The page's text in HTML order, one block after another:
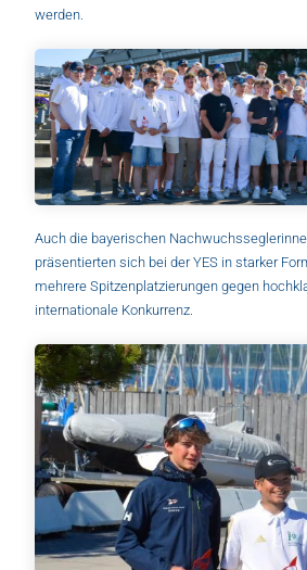
werden.
Auch die bayerischen
präsentierten sich bei der YES in starker
mehrere Spitzenplatzierungen gegen
internationale Konkurrenz.